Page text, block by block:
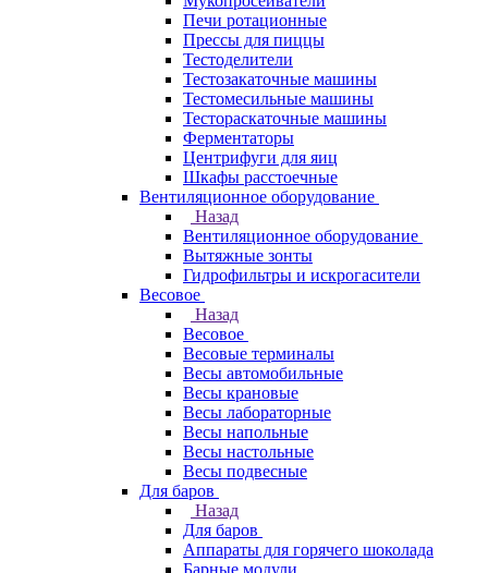
Печи ротационные
Прессы для пиццы
Тестоделители
Тестозакаточные машины
Тестомесильные машины
Тестораскаточные машины
Ферментаторы
Центрифуги для яиц
Шкафы расстоечные
Вентиляционное оборудование
Назад
Вентиляционное оборудование
Вытяжные зонты
Гидрофильтры и искрогасители
Весовое
Назад
Весовое
Весовые терминалы
Весы автомобильные
Весы крановые
Весы лабораторные
Весы напольные
Весы настольные
Весы подвесные
Для баров
Назад
Для баров
Аппараты для горячего шоколада
Барные модули